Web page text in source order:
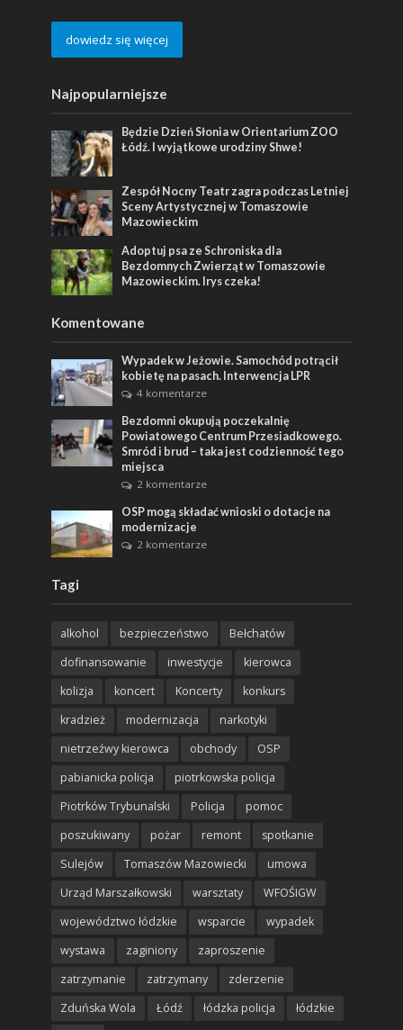
dowiedz się więcej
Najpopularniejsze
Będzie Dzień Słonia w Orientarium ZOO
Łódź. I wyjątkowe urodziny Shwe!
Zespół Nocny Teatr zagra podczas Letniej
Sceny Artystycznej w Tomaszowie
Mazowieckim
Adoptuj psa ze Schroniska dla
Bezdomnych Zwierząt w Tomaszowie
Mazowieckim. Irys czeka!
Komentowane
Wypadek w Jeżowie. Samochód potrącił
kobietę na pasach. Interwencja LPR
4 komentarze
Bezdomni okupują poczekalnię
Powiatowego Centrum Przesiadkowego.
Smród i brud – taka jest codzienność tego
miejsca
2 komentarze
OSP mogą składać wnioski o dotacje na
modernizacje
2 komentarze
Tagi
alkohol bezpieczeństwo
Bełchatów
dofinansowanie
inwestycje
kierowca
kolizja
koncert Koncerty
konkurs
kradzież
modernizacja
narkotyki
nietrzeźwy kierowca
obchody
OSP
pabianicka policja
piotrkowska policja
Piotrków Trybunalski
Policja
pomoc
poszukiwany
pożar remont
spotkanie
Sulejów
Tomaszów Mazowiecki
umowa
Urząd Marszałkowski
warsztaty
WFOŚIGW
województwo łódzkie
wsparcie
wypadek
wystawa
zaginiony
zaproszenie
zatrzymanie
zatrzymany
zderzenie
Zduńska Wola
Łódź łódzka policja
łódzkie